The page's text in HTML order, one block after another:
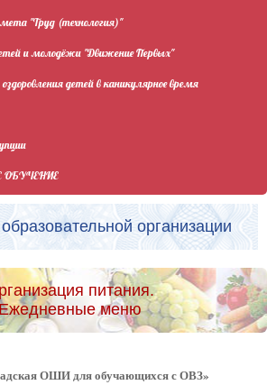
"Труд (технология)"
и молодёжи "Движение Первых"
детей в каникулярное время
ОБУЧЕНИЕ
организации
питания.
меню
ОШИ для обучающихся с ОВЗ»